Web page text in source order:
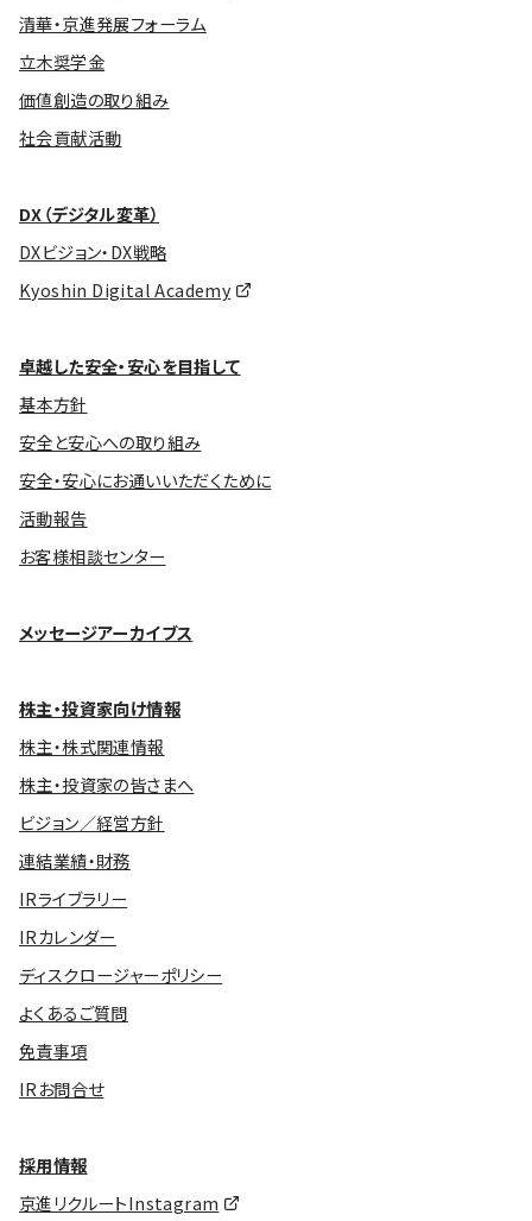
清華・京進発展フォーラム
立木奨学金
価値創造の取り組み
社会貢献活動
DX（デジタル変革）
DXビジョン・DX戦略
Kyoshin Digital Academy
卓越した安全・安心を目指して
基本方針
安全と安心への取り組み
安全・安心にお通いいただくために
活動報告
お客様相談センター
メッセージアーカイブス
株主・投資家向け情報
株主・株式関連情報
株主・投資家の皆さまへ
ビジョン／経営方針
連結業績・財務
IRライブラリー
IRカレンダー
ディスクロージャーポリシー
よくあるご質問
免責事項
IRお問合せ
採用情報
京進リクルートInstagram